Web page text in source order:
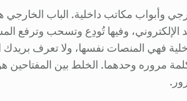
وأبواب مكاتب داخلية. الباب الخارجي
الإلكتروني، وفيها تُودِع وتسحب
فهي المنصات نفسها، ولا تعرف
مروره وحدهما. الخلط بين المفتاحين